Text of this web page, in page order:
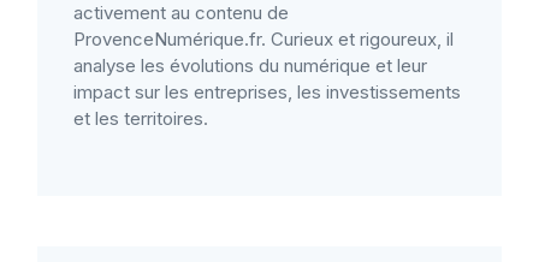
activement au contenu de
ProvenceNumérique.fr. Curieux et rigoureux, il
analyse les évolutions du numérique et leur
impact sur les entreprises, les investissements
et les territoires.